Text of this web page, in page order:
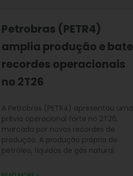
Petrobras (PETR4)
amplia produção e bate
recordes operacionais
no 2T26
A Petrobras (PETR4) apresentou uma
prévia operacional forte no 2T26,
marcada por novos recordes de
produção. A produção própria de
petróleo, líquidos de gás natural